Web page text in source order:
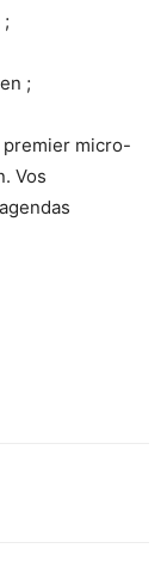
;
micro-
Vos